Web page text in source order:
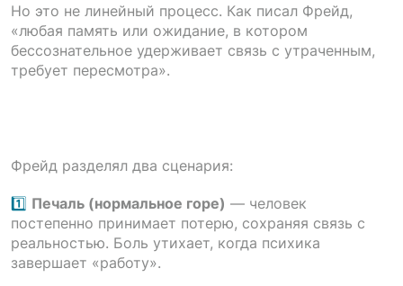
Но это не линейный процесс. Как писал Фрейд,
«любая память или ожидание, в котором
бессознательное удерживает связь с утраченным,
требует пересмотра».
Фрейд разделял два сценария:
1️⃣ Печаль (нормальное горе) — человек
постепенно принимает потерю, сохраняя связь с
реальностью. Боль утихает, когда психика
завершает «работу».